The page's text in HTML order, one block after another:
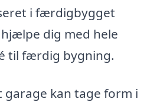
i færdigbygget
dig med hele
til færdig bygning.
kan tage form i